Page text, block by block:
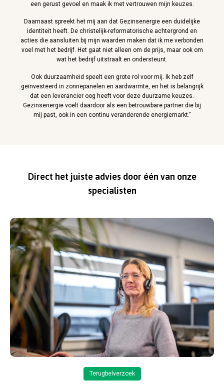
een gerust gevoel en maak ik met vertrouwen mijn keuzes.
Daarnaast spreekt het mij aan dat Gezinsenergie een duidelijke
identiteit heeft. De christelijk-reformatorische achtergrond en
acties die aansluiten bij mijn waarden maken dat ik me verbonden
voel met het bedrijf. Het gaat niet alleen om de prijs, maar ook om
wat het bedrijf uitstraalt en ondersteunt.
Ook duurzaamheid speelt een grote rol voor mij. Ik heb zelf
geïnvesteerd in zonnepanelen en aardwarmte, en het is belangrijk
dat een leverancier oog heeft voor deze duurzame keuzes.
Gezinsenergie voelt daardoor als een betrouwbare partner die bij
mij past, ook in een continu veranderende energiemarkt."
Direct het juiste advies door één van onze
specialisten
Terugbelverzoek